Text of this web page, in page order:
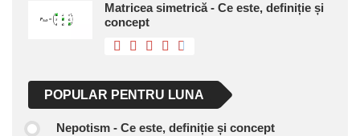
Matricea simetrică - Ce este, definiție și
concept
POPULAR PENTRU LUNA
Nepotism - Ce este, definiție și concept